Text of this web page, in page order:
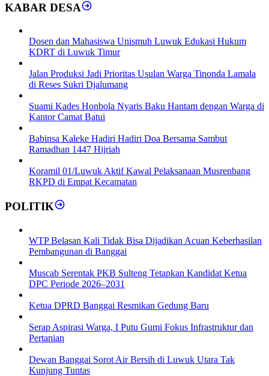
KABAR DESA
Dosen dan Mahasiswa Unismuh Luwuk Edukasi Hukum
KDRT di Luwuk Timur
Jalan Produksi Jadi Prioritas Usulan Warga Tinonda Lamala
di Reses Sukri Djalumang
Suami Kades Honbola Nyaris Baku Hantam dengan Warga di
Kantor Camat Batui
Babinsa Kaleke Hadiri Hadiri Doa Bersama Sambut
Ramadhan 1447 Hijriah
Koramil 01/Luwuk Aktif Kawal Pelaksanaan Musrenbang
RKPD di Empat Kecamatan
POLITIK
WTP Belasan Kali Tidak Bisa Dijadikan Acuan Keberhasilan
Pembangunan di Banggai
Muscab Serentak PKB Sulteng Tetapkan Kandidat Ketua
DPC Periode 2026–2031
Ketua DPRD Banggai Resmikan Gedung Baru
Serap Aspirasi Warga, I Putu Gumi Fokus Infrastruktur dan
Pertanian
Dewan Banggai Sorot Air Bersih di Luwuk Utara Tak
Kunjung Tuntas